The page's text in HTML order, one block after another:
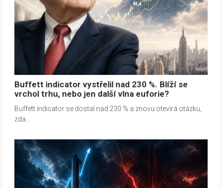
Buffett indicator vystřelil nad 230 %. Blíží se
vrchol trhu, nebo jen další vlna euforie?
Buffett indicator se dostal nad 230 % a znovu otevírá otázku,
zda…